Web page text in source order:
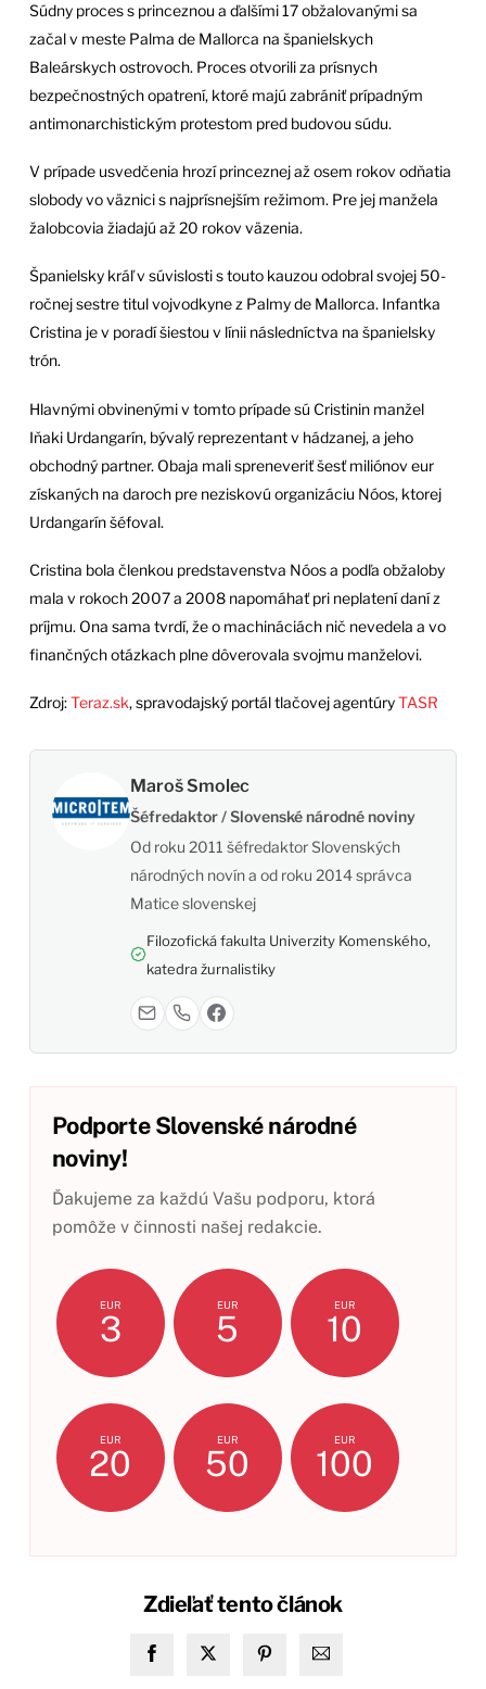
Súdny proces s princeznou a ďalšími 17 obžalovanými sa
začal v meste Palma de Mallorca na španielskych
Baleárskych ostrovoch. Proces otvorili za prísnych
bezpečnostných opatrení, ktoré majú zabrániť prípadným
antimonarchistickým protestom pred budovou súdu.
V prípade usvedčenia hrozí princeznej až osem rokov odňatia
slobody vo väznici s najprísnejším režimom. Pre jej manžela
žalobcovia žiadajú až 20 rokov väzenia.
Španielsky kráľ v súvislosti s touto kauzou odobral svojej 50-
ročnej sestre titul vojvodkyne z Palmy de Mallorca. Infantka
Cristina je v poradí šiestou v línii následníctva na španielsky
trón.
Hlavnými obvinenými v tomto prípade sú Cristinin manžel
Iňaki Urdangarín, bývalý reprezentant v hádzanej, a jeho
obchodný partner. Obaja mali spreneveriť šesť miliónov eur
získaných na daroch pre neziskovú organizáciu Nóos, ktorej
Urdangarín šéfoval.
Cristina bola členkou predstavenstva Nóos a podľa obžaloby
mala v rokoch 2007 a 2008 napomáhať pri neplatení daní z
príjmu. Ona sama tvrdí, že o machináciách nič nevedela a vo
finančných otázkach plne dôverovala svojmu manželovi.
Zdroj:Teraz.sk, spravodajský portál tlačovej agentúryTASR
Maroš Smolec
Šéfredaktor / Slovenské národné noviny
Od roku 2011 šéfredaktor Slovenských
národných novín a od roku 2014 správca
Matice slovenskej
Filozofická fakulta Univerzity Komenského,
katedra žurnalistiky
Podporte Slovenské národné
noviny!
Ďakujeme za každú Vašu podporu, ktorá
pomôže v činnosti našej redakcie.
EUR
3
EUR
5
EUR
10
EUR
20
EUR
50
EUR
100
Zdieľať tento článok